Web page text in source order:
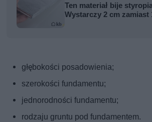
Ten materiał bije
Wystarczy 2 cm zamiast
głębokości posadowienia;
szerokości fundamentu;
jednorodności fundamentu;
rodzaju gruntu pod fundamentem.